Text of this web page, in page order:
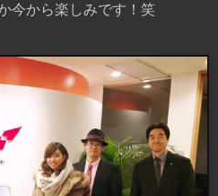
今から楽しみです！笑